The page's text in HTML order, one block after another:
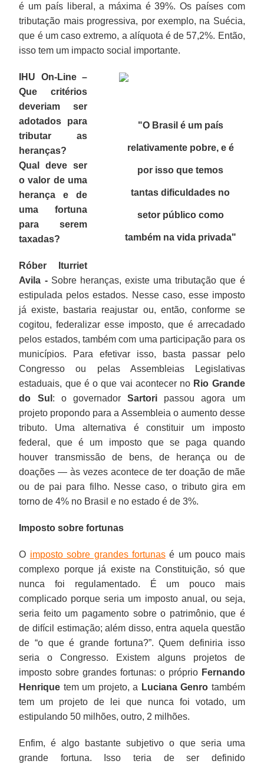
é um país liberal, a máxima é 39%. Os países com
tributação mais progressiva, por exemplo, na Suécia,
que é um caso extremo, a alíquota é de 57,2%. Então,
isso tem um impacto social importante.
"O Brasil é um país
relativamente pobre, e é
por isso que temos
tantas dificuldades no
setor público como
também na vida privada"
IHU On-Line –
Que critérios
deveriam ser
adotados para
tributar as
heranças?
Qual deve ser
o valor de uma
herança e de
uma fortuna
para serem
taxadas?
Róber Iturriet
Avila -Sobre heranças, existe uma tributação que é
estipulada pelos estados. Nesse caso, esse imposto
já existe, bastaria reajustar ou, então, conforme se
cogitou, federalizar esse imposto, que é arrecadado
pelos estados, também com uma participação para os
municípios. Para efetivar isso, basta passar pelo
Congresso ou pelas Assembleias Legislativas
estaduais, que é o que vai acontecer no Rio Grande
do Sul : o governadorSartori passou agora um
projeto propondo para a Assembleia o aumento desse
tributo. Uma alternativa é constituir um imposto
federal, que é um imposto que se paga quando
houver transmissão de bens, de herança ou de
doações — às vezes acontece de ter doação de mãe
ou de pai para filho. Nesse caso, o tributo gira em
torno de 4% no Brasil e no estado é de 3%.
Imposto sobre fortunas
O imposto sobre grandes fortunas é um pouco mais
complexo porque já existe na Constituição, só que
nunca foi regulamentado. É um pouco mais
complicado porque seria um imposto anual, ou seja,
seria feito um pagamento sobre o patrimônio, que é
de difícil estimação; além disso, entra aquela questão
de “o que é grande fortuna?”. Quem definiria isso
seria o Congresso. Existem alguns projetos de
imposto sobre grandes fortunas: o próprio Fernando
Henrique tem um projeto, a Luciana Genro também
tem um projeto de lei que nunca foi votado, um
estipulando 50 milhões, outro, 2 milhões.
Enfim, é algo bastante subjetivo o que seria uma
grande fortuna. Isso teria de ser definido